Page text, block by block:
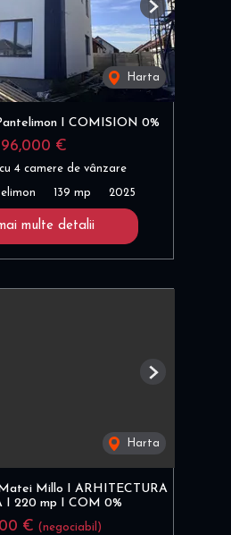
Harta
Next
I COMISION 0%
€
4 camere de vânzare
139 mp 2025
multe detalii
Harta
Next
Millo I ARHITECTURA
I 220 mp I COM 0%
€ (negociabil)